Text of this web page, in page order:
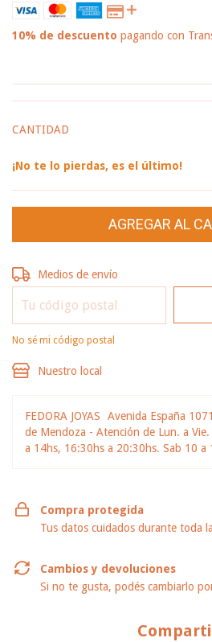
10% de descuento pagando con
CANTIDAD
¡No te lo pierdas, es el último!
Entregas para el CP:
Medios de envío
No sé mi código postal
Nuestro local
FEDORA JOYAS
Avenida España
de Mendoza - Atención de Lun. a
a 14hs, 16:30hs a 20:30hs. Sab 10 a
Compra protegida
Tus datos cuidados durante toda
Cambios y devoluciones
Si no te gusta, podés cambiarlo